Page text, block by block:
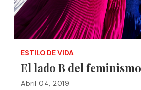
ESTILO DE VIDA
El lado B del feminismo
Abril 04, 2019